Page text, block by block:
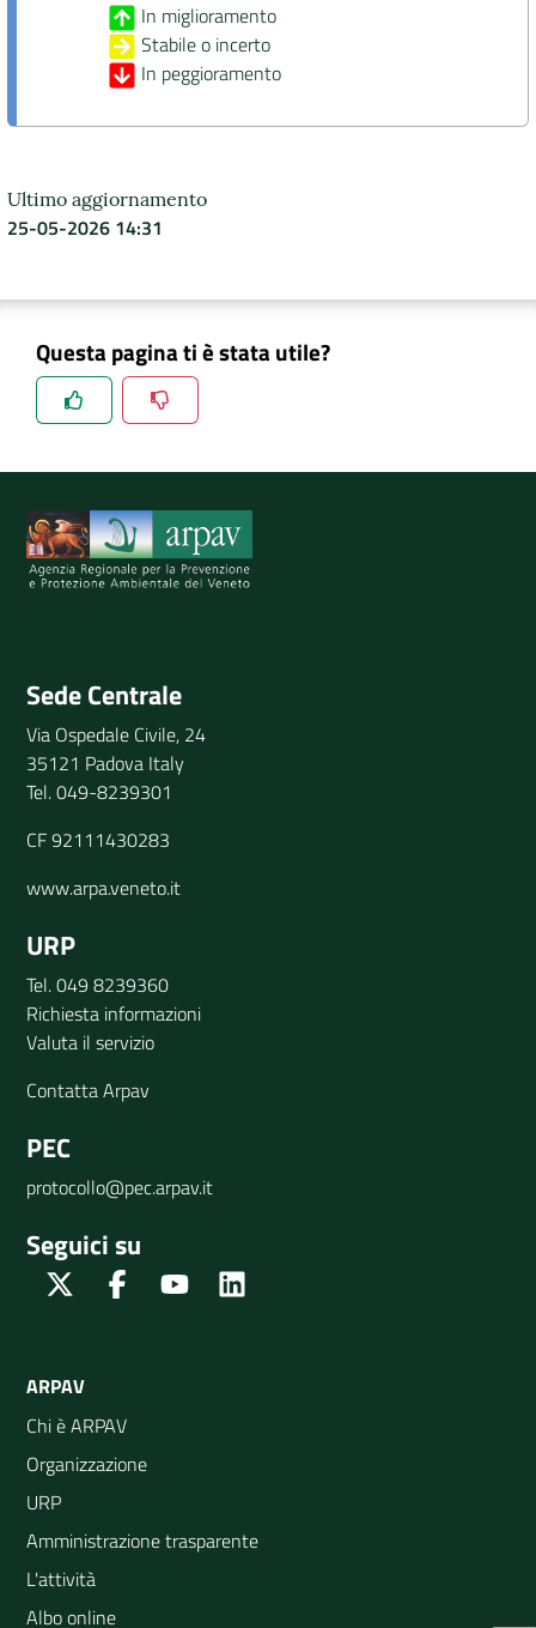
In miglioramento
Stabile o incerto
In peggioramento
Ultimo aggiornamento
25-05-2026 14:31
Questa pagina ti è stata utile?
Spiegaci perchè, e aiutaci a migliorare il servizio
Sede Centrale
Via Ospedale Civile, 24
35121 Padova Italy
Tel. 049-8239301
CF 92111430283
www.arpa.veneto.it
URP
Tel. 049 8239360
Richiesta informazioni
Valuta il servizio
Contatta Arpav
PEC
protocollo@pec.arpav.it
Seguici su
Twitter FacebookYoutube
ARPAV
Chi è ARPAV
Organizzazione
URP
Amministrazione trasparente
L'attività
Albo online